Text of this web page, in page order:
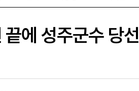
에 성주군수 당